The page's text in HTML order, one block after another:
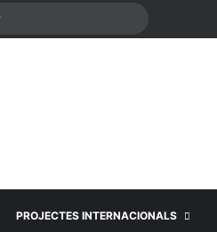
PROJECTES INTERNACIONALS